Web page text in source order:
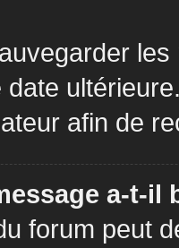
afin de
a-t-il
forum peut